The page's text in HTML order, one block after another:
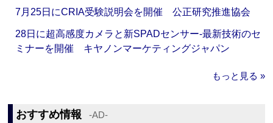
7月25日にCRIA受験説明会を開催 公正研究推進協会
28日に超高感度カメラと新SPADセンサー‐最新技術のセ
ミナーを開催 キヤノンマーケティングジャパン
もっと見る »
おすすめ情報 ‐AD‐